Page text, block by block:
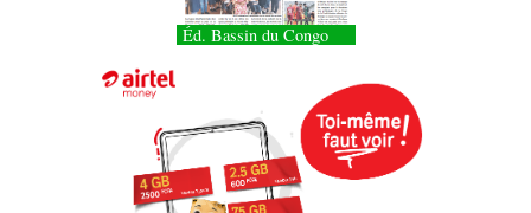
Éd. Bassin du Congo